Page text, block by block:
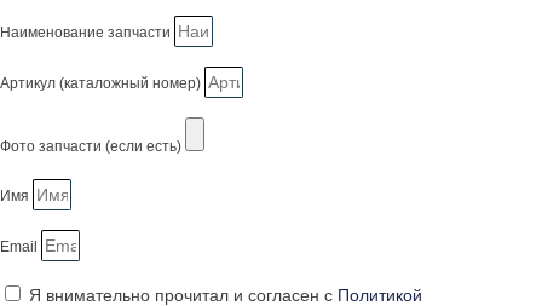
Наименование запчасти
Артикул (каталожный номер)
Фото запчасти (если есть)
Имя
Email
Я внимательно прочитал и согласен с Политикой